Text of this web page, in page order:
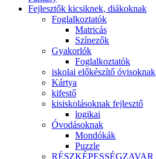
Fejlesztők kicsiknek, diákoknak
Foglalkoztatók
Matricás
Színezők
Gyakorlók
Foglalkoztatók
iskolai előkészítő óvisoknak
Kártya
kifestő
kisiskolásoknak fejlesztő
logikai
Óvodásoknak
Mondókák
Puzzle
RÉSZKÉPESSÉGZAVAR